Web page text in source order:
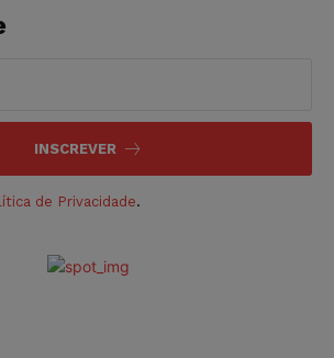
INSCREVER
de Privacidade.